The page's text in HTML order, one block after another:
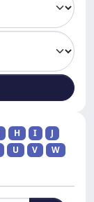
H I
J
U V
W